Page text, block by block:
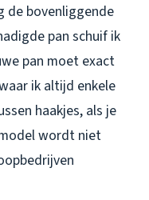
de bovenliggende
pan schuif ik
pan moet exact
ik altijd enkele
haakjes, als je
wordt niet